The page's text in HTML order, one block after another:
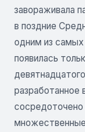
завораживала
в поздние
одним из
появилась
сосредоточено